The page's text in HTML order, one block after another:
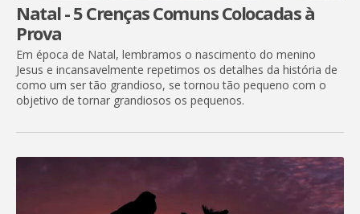
Natal - 5 Crenças Comuns Colocadas à
Prova
Em época de Natal, lembramos o nascimento do menino
Jesus e incansavelmente repetimos os detalhes da história de
como um ser tão grandioso, se tornou tão pequeno com o
objetivo de tornar grandiosos os pequenos.